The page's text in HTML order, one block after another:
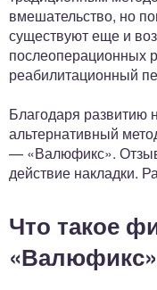
вмешательство, но
существуют еще и
послеоперационных
реабилитационный
Благодаря развитию
альтернативный
— «Валюфикс».
действие накладки.
Что такое
«Валюфикс»